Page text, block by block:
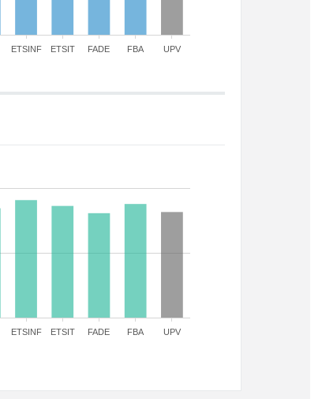
ETSINF ETSIT FADE FBA UPV
ETSINF ETSIT FADE FBA UPV